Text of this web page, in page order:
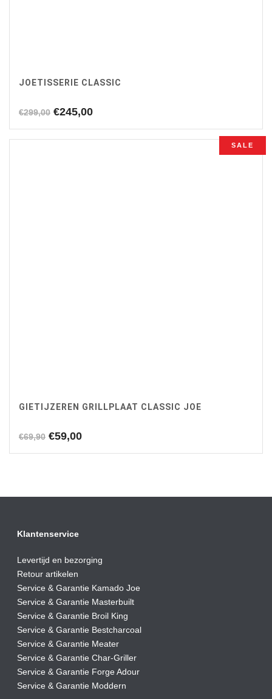
JOETISSERIE CLASSIC
€299,00 Oorspronkelijke
was:
€245,00Huidige
is:
SALE
GIETIJZEREN GRILLPLAAT CLASSIC JOE
€69,90 Oorspronkelijke
€59,00Huidige
Klantenservice
Levertijd en bezorging
Retour artikelen
Service & Garantie Kamado Joe
Service & Garantie Masterbuilt
Service & Garantie Broil King
Service & Garantie Bestcharcoal
Service & Garantie Meater
Service & Garantie Char-Griller
Service & Garantie Forge Adour
Service & Garantie Moddern